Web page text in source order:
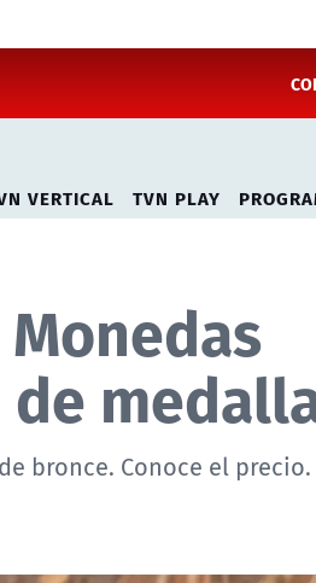
VERTICAL TVN PLAY
bronce. Conoce el precio.